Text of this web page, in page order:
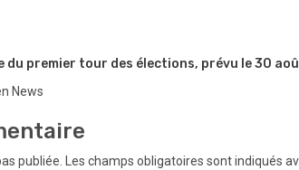
du premier tour des élections, prévu le 30
News
publiée. Les champs obligatoires sont indiqués